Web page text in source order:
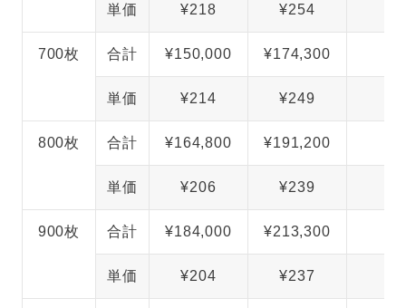
単価 ¥218 ¥254
700枚 合計 ¥150,000 ¥174,300
単価 ¥214 ¥249
800枚 合計 ¥164,800 ¥191,200
単価 ¥206 ¥239
900枚 合計 ¥184,000 ¥213,300
単価 ¥204 ¥237